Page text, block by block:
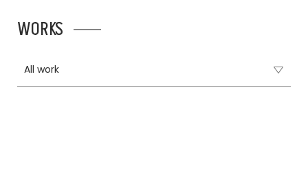
WORKS
All work